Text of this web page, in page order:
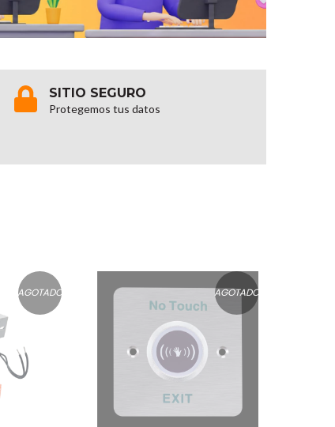
SITIO SEGURO
Protegemos tus datos
AGOTADO AGOTADO